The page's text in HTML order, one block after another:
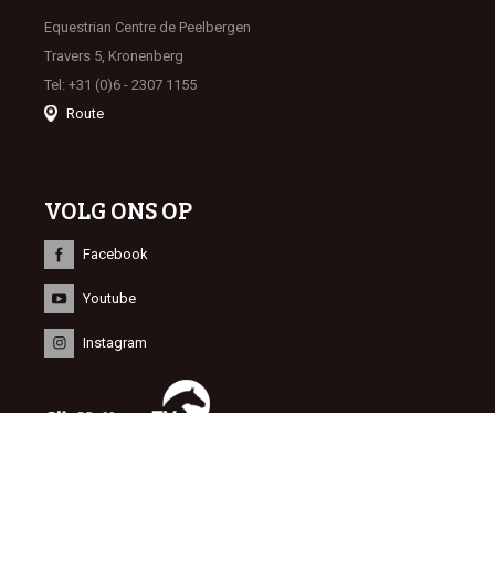
Equestrian Centre de Peelbergen
Travers 5, Kronenberg
Tel: +31 (0)6 - 2307 1155
Route
VOLG ONS OP
Facebook
Youtube
Instagram